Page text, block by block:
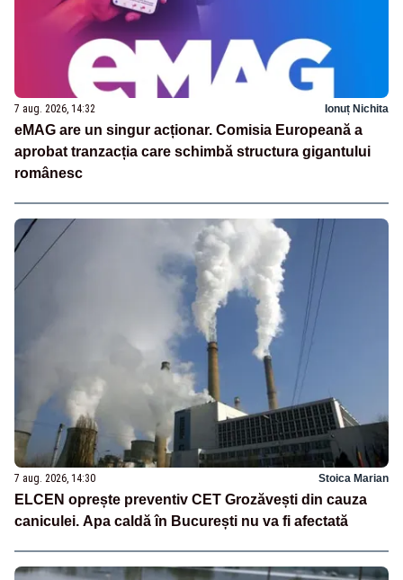
7 aug. 2026, 14:32 Ionuț Nichita
eMAG are un singur acționar. Comisia Europeană a
aprobat tranzacția care schimbă structura gigantului
românesc
7 aug. 2026, 14:30 Stoica Marian
ELCEN oprește preventiv CET Grozăvești din cauza
caniculei. Apa caldă în București nu va fi afectată